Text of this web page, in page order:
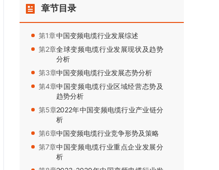
章节目录
第1章：中国变频电缆行业发展综述
第2章：全球变频电缆行业发展现状及趋势
分析
第3章：中国变频电缆行业发展态势分析
第4章：中国变频电缆行业区域经营态势及
趋势分析
第5章：2022年中国变频电缆行业产业链分
析
第6章：中国变频电缆行业竞争形势及策略
第7章：中国变频电缆行业重点企业发展分
析